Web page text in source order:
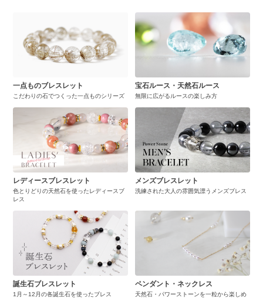
一点ものブレスレット
こだわりの石でつくった一点ものシリーズ
宝石ルース・天然石ルース
無限に広がるルースの楽しみ方
レディースブレスレット
色とりどりの天然石を使ったレディースブ
レス
メンズブレスレット
洗練された大人の雰囲気漂うメンズブレス
誕生石ブレスレット
1月～12月の各誕生石を使ったブレス
ペンダント・ネックレス
天然石・パワーストーンを一粒から楽しめ